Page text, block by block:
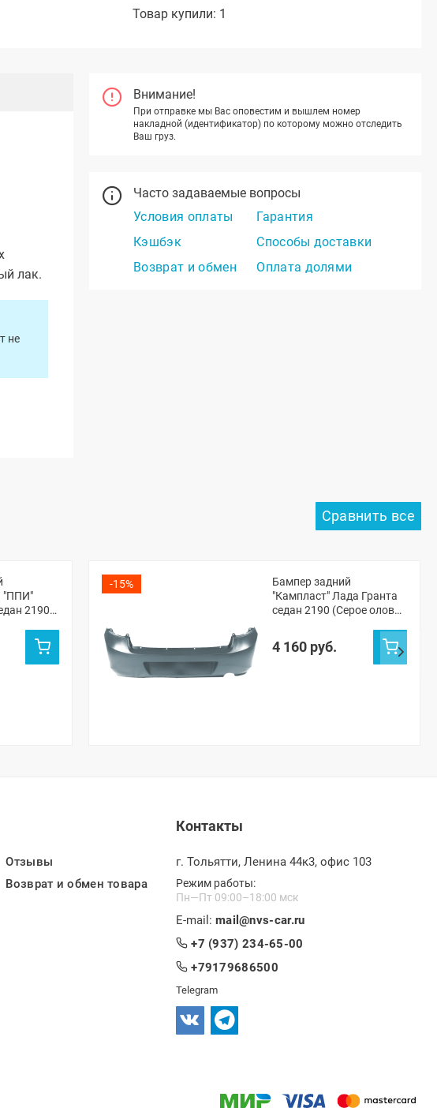
Товар купили: 1
Внимание!
При отправке мы Вас оповестим и вышлем номер
накладной (идентификатор) по которому можно отследить
Ваш груз.
Часто задаваемые вопросы
Условия оплаты
Гарантия
Кэшбэк
Способы доставки
Возврат и обмен
Оплата долями
лак.
не
"ППИ"
2190
-15%
Бампер задний
"Кампласт" Лада Гранта
седан 2190 (Серое олово
4 160 руб.
Отзывы
Возврат и обмен товара
Контакты
г. Тольятти, Ленина 44к3, офис 103
Режим работы:
Пн—Пт 09:00–18:00 мск
E-mail: mail@nvs-car.ru
+7 (937) 234-65-00
+79179686500
Telegram